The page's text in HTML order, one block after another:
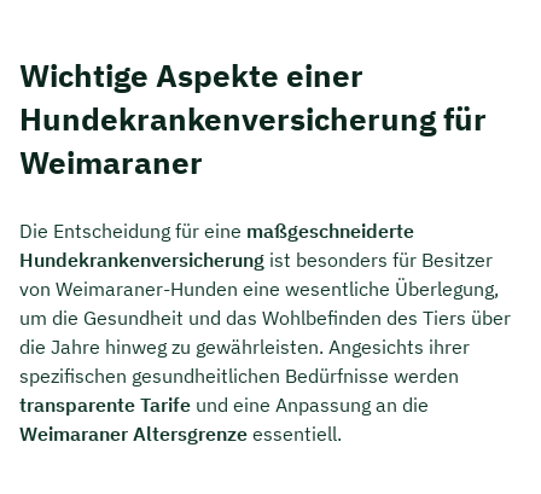
Wichtige Aspekte einer
Hundekrankenversicherung für
Weimaraner
Die Entscheidung für eine maßgeschneiderte
Hundekrankenversicherung ist besonders für Besitzer
von Weimaraner-Hunden eine wesentliche Überlegung,
um die Gesundheit und das Wohlbefinden des Tiers über
die Jahre hinweg zu gewährleisten. Angesichts ihrer
spezifischen gesundheitlichen Bedürfnisse werden
transparente Tarife und eine Anpassung an die
Weimaraner Altersgrenze essentiell.